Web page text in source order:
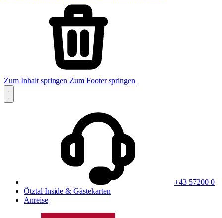
Zum Inhalt springen Zum Footer springen
+43 57200 0
Ötztal Inside & Gästekarten
Anreise